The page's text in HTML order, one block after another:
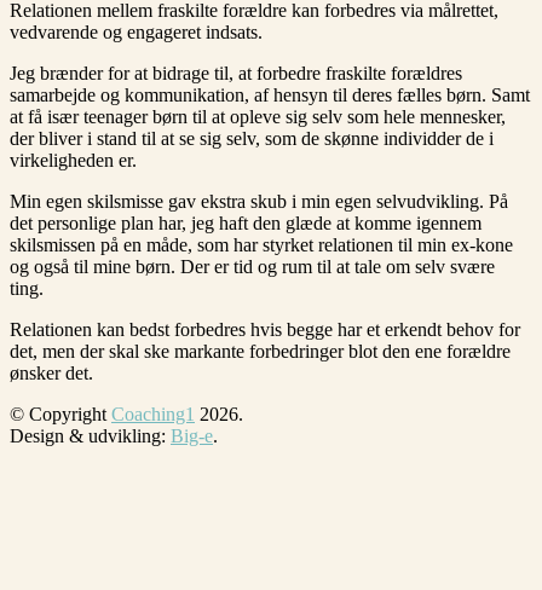
Relationen mellem fraskilte forældre kan forbedres via målrettet,
vedvarende og engageret indsats.
Jeg brænder for at bidrage til, at forbedre fraskilte forældres
samarbejde og kommunikation, af hensyn til deres fælles børn. Samt
at få især teenager børn til at opleve sig selv som hele mennesker,
der bliver i stand til at se sig selv, som de skønne individder de i
virkeligheden er.
Min egen skilsmisse gav ekstra skub i min egen selvudvikling. På
det personlige plan har, jeg haft den glæde at komme igennem
skilsmissen på en måde, som har styrket relationen til min ex-kone
og også til mine børn. Der er tid og rum til at tale om selv svære
ting.
Relationen kan bedst forbedres hvis begge har et erkendt behov for
det, men der skal ske markante forbedringer blot den ene forældre
ønsker det.
© Copyright Coaching1 2026.
Design & udvikling: Big-e.